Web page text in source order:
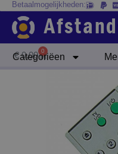
naar
inhoud
Betaalmogelijkheden:
Categoriëen
€0,00 0
Winkelwagen